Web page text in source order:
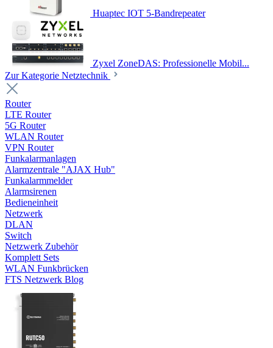
Huaptec IOT 5-Bandrepeater
Zyxel ZoneDAS: Professionelle Mobil...
Zur Kategorie Netztechnik
Router
LTE Router
5G Router
WLAN Router
VPN Router
Funkalarmanlagen
Alarmzentrale "AJAX Hub"
Funkalarmmelder
Alarmsirenen
Bedieneinheit
Netzwerk
DLAN
Switch
Netzwerk Zubehör
Komplett Sets
WLAN Funkbrücken
FTS Netzwerk Blog